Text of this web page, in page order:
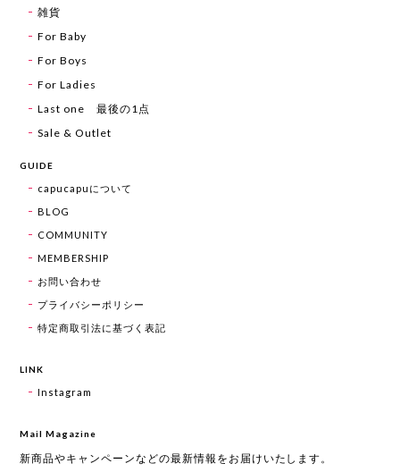
雑貨
For Baby
For Boys
For Ladies
Last one 最後の1点
Sale & Outlet
GUIDE
capucapuについて
BLOG
COMMUNITY
MEMBERSHIP
お問い合わせ
プライバシーポリシー
特定商取引法に基づく表記
LINK
Instagram
Mail Magazine
新商品やキャンペーンなどの最新情報をお届けいたします。